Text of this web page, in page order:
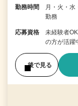
勤務時間
月・火・
勤務
応募資格
未経験者
の方が活躍
後で見る